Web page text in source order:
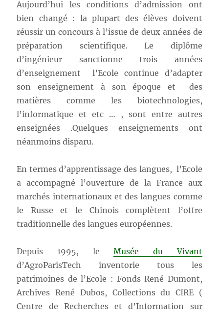
Aujourd’hui les conditions d’admission ont
bien changé : la plupart des élèves doivent
réussir un concours à l’issue de deux années de
préparation scientifique. Le diplôme
d’ingénieur sanctionne trois années
d’enseignement l’Ecole continue d’adapter
son enseignement à son époque et des
matières comme les biotechnologies,
l’informatique et etc … , sont entre autres
enseignées .Quelques enseignements ont
néanmoins disparu.
En termes d’apprentissage des langues, l’Ecole
a accompagné l’ouverture de la France aux
marchés internationaux et des langues comme
le Russe et le Chinois complètent l’offre
traditionnelle des langues européennes.
Depuis 1995, leMusée du Vivant
d’AgroParisTech inventorie tous les
patrimoines de l’Ecole : Fonds René Dumont,
Archives René Dubos, Collections du CIRE (
Centre de Recherches et d’Information sur